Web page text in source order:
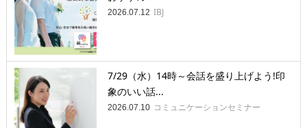
2026.07.12 IBJ
7/29（水）14時～会話を盛り上げよう!印
象のいい話...
2026.07.10 コミュニケーションセミナー